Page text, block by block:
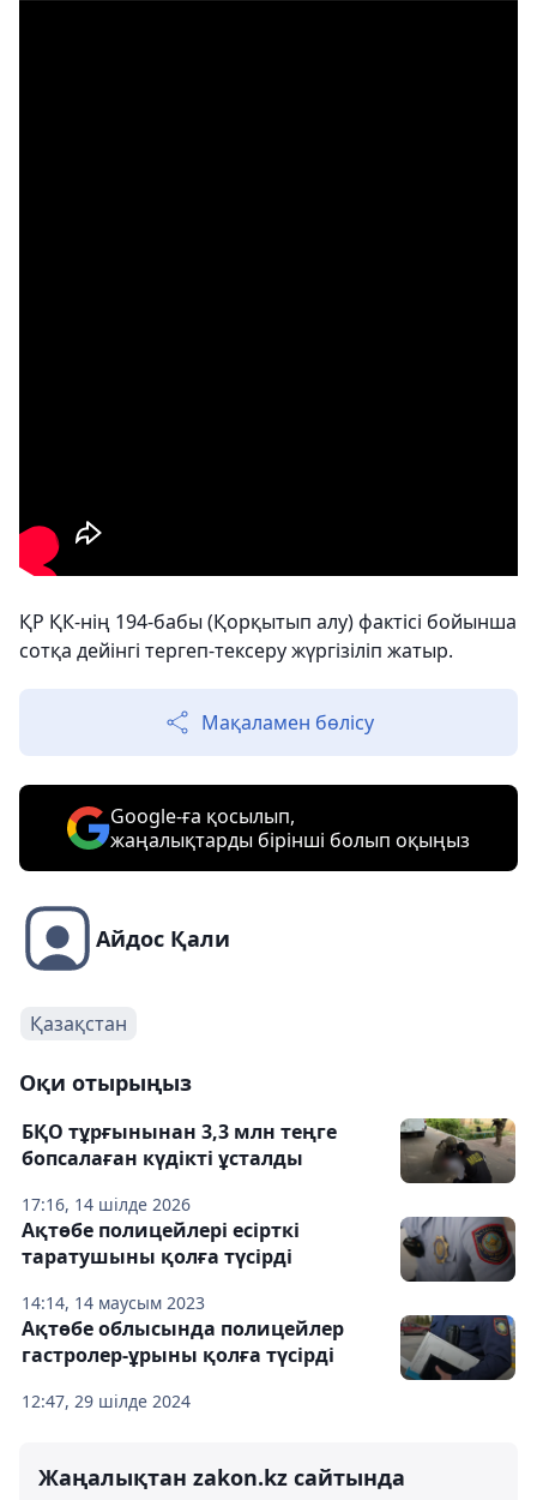
ҚР ҚК-нің 194-бабы (Қорқытып алу) фактісі бойынша
сотқа дейінгі тергеп-тексеру жүргізіліп жатыр.
Мақаламен бөлісу
Google-ға қосылып,
жаңалықтарды бірінші болып оқыңыз
Айдос Қали
Қазақстан
Оқи отырыңыз
17:16, 14 шілде 2026
БҚО тұрғынынан 3,3 млн теңге
бопсалаған күдікті ұсталды
14:14, 14 маусым 2023
Ақтөбе полицейлері есірткі
таратушыны қолға түсірді
12:47, 29 шілде 2024
Ақтөбе облысында полицейлер
гастролер-ұрыны қолға түсірді
Жаңалықтан zakon.kz сайтында